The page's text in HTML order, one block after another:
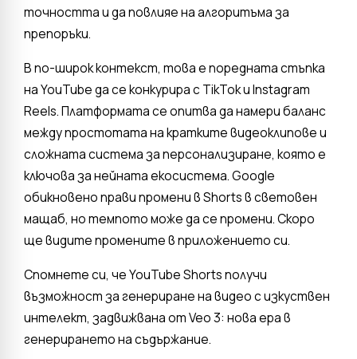
точността и да повлияе на алгоритъма за
препоръки.
В по-широк контекст, това е поредната стъпка
на YouTube да се конкурира с TikTok и Instagram
Reels. Платформата се опитва да намери баланс
между простотата на кратките видеоклипове и
сложната система за персонализиране, която е
ключова за нейната екосистема. Google
обикновено прави промени в Shorts в световен
мащаб, но темпото може да се промени. Скоро
ще видите промените в приложението си.
Спомнете си, че YouTube Shorts получи
възможност за генериране на видео с изкуствен
интелект, задвижвана от Veo 3: нова ера в
генерирането на съдържание.